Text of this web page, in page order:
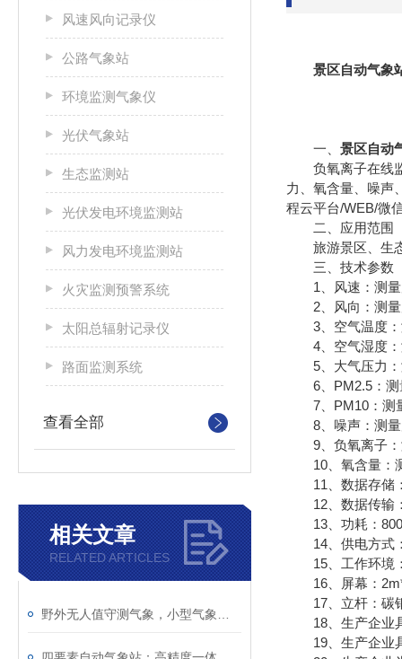
风速风向记录仪
公路气象站
环境监测气象仪
光伏气象站
生态监测站
光伏发电环境监测站
风力发电环境监测站
火灾监测预警系统
太阳总辐射记录仪
路面监测系统
查看全部
相关文章
RELATED ARTICLES
景区自动气象
一、 景区自动
负氧离子在线监
力、氧含量、噪声
程云平台/WEB/微
二、应用范围
旅游景区、生态
三、技术参数
1、风速：测量
2、风向：测量原
3、空气温度：
4、空气湿度：
5、大气压力：
6、PM2.5：测
7、PM10：测量
8、噪声：测量
9、负氧离子：
10、氧含量：测
11、数据存储：
12、数据传输
13、功耗：
14、供电方式：
15、工作环境
16、屏幕：
17、立杆：碳钢
18、生产企业具
19、生产企业具